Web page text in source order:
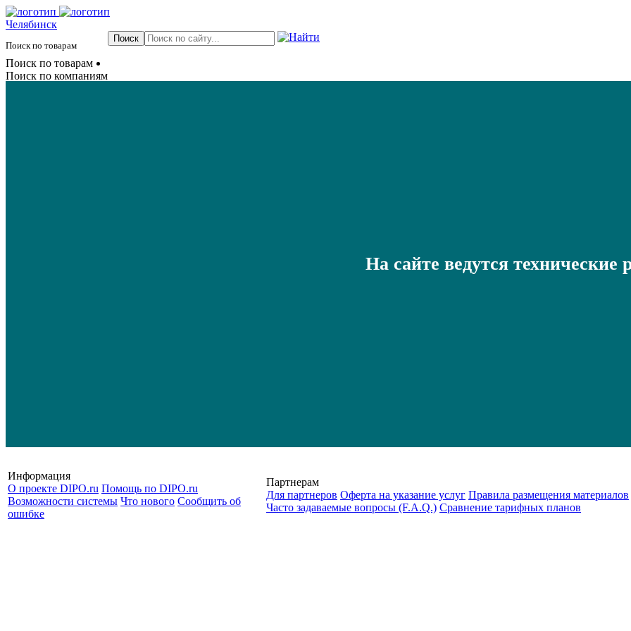
Челябинск
Поиск по товарам
Поиск по товарам
Поиск по компаниям
На сайте ведутся технические
Информация
О проекте DIPO.ru Помощь по DIPO.ru
Возможности системы Что нового Сообщить об
ошибке
Партнерам
Для партнеров Оферта на указание услуг Правила размещения материалов
Часто задаваемые вопросы (F.A.Q.) Cравнение тарифных планов